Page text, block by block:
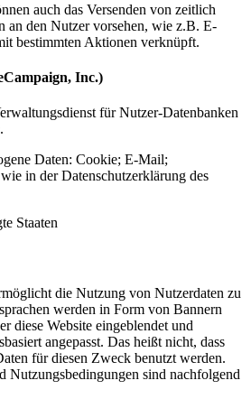
auch das Versenden von zeitlich
an den Nutzer vorsehen, wie z.B. E-
bestimmten Aktionen verknüpft.
Inc.)
für Nutzer-Datenbanken
Daten: Cookie; E-Mail;
in der Datenschutzerklärung des
Staaten
die Nutzung von Nutzerdaten zu
werden in Form von Bannern
diese Website eingeblendet und
angepasst. Das heißt nicht, dass
für diesen Zweck benutzt werden.
Nutzungsbedingungen sind nachfolgend